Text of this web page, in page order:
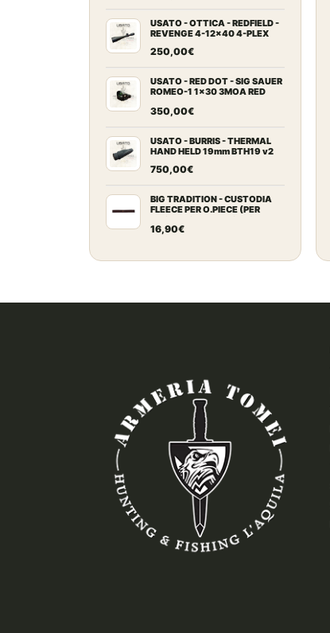
USATO - OTTICA - REDFIELD -
REVENGE 4-12x40 4-PLEX
250,00€
USATO - RED DOT - SIG SAUER
ROMEO-1 1x30 3MOA RED
350,00€
USATO - BURRIS - THERMAL
HAND HELD 19mm BTH19 v2
750,00€
BIG TRADITION - CUSTODIA
FLEECE PER O.PIECE (PER
16,90€